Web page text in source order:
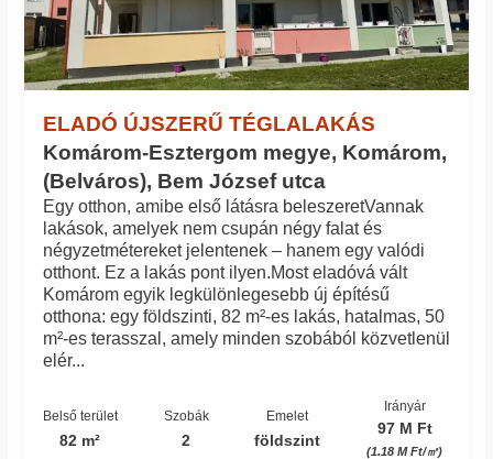
ELADÓ ÚJSZERŰ TÉGLALAKÁS
Komárom-Esztergom megye, Komárom,
(Belváros), Bem József utca
Egy otthon, amibe első látásra beleszeret ​Vannak
lakások, amelyek nem csupán négy falat és
négyzetmétereket jelentenek – hanem egy valódi
otthont. ​Ez a lakás pont ilyen. ​Most eladó​vá vált
Komárom egyik legkülönlegesebb új építésű​
otthona: egy földszinti, 82 m²-es ​lakás, hatalmas, 50
m²-es terasszal, amely minden szobából közvetlenül
elér...
Belső terület
82 m²
Szobák
2
Emelet
földszint
Irányár
97 M Ft
(1.18 M Ft/㎡)